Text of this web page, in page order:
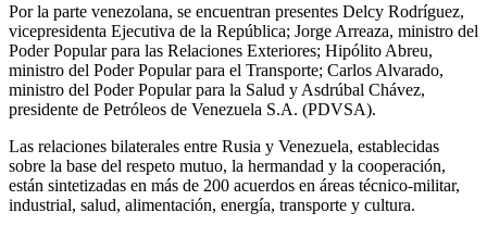
Por la parte venezolana, se encuentran presentes Delcy Rodríguez,
vicepresidenta Ejecutiva de la República; Jorge Arreaza, ministro del
Poder Popular para las Relaciones Exteriores; Hipólito Abreu,
ministro del Poder Popular para el Transporte; Carlos Alvarado,
ministro del Poder Popular para la Salud y Asdrúbal Chávez,
presidente de Petróleos de Venezuela S.A. (PDVSA).
Las relaciones bilaterales entre Rusia y Venezuela, establecidas
sobre la base del respeto mutuo, la hermandad y la cooperación,
están sintetizadas en más de 200 acuerdos en áreas técnico-militar,
industrial, salud, alimentación, energía, transporte y cultura.